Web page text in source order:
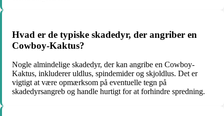
Hvad er de typiske skadedyr, der angriber en
Cowboy-Kaktus?
Nogle almindelige skadedyr, der kan angribe en Cowboy-
Kaktus, inkluderer uldlus, spindemider og skjoldlus. Det er
vigtigt at være opmærksom på eventuelle tegn på
skadedyrsangreb og handle hurtigt for at forhindre spredning.